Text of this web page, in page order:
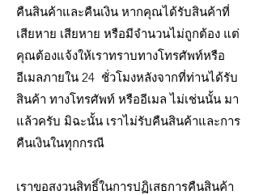
คืนสินค้าและคืนเงิน หากคุณได้รับสินค้าที่
เสียหาย เสียหาย หรือมีจำนวนไม่ถูกต้อง แต่
คุณต้องแจ้งให้เราทราบทางโทรศัพท์หรือ
อีเมลภายใน 24 ชั่วโมงหลังจากที่ท่านได้รับ
สินค้า ทางโทรศัพท์ หรืออีเมล ไม่เช่นนั้น มา
แล้วครับ มิฉะนั้น เราไม่รับคืนสินค้าและการ
คืนเงินในทุกกรณี
เราขอสงวนสิทธิ์ในการปฏิเสธการคืนสินค้า